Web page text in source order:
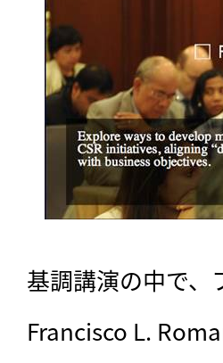
基調講演の中で、
Francisco L.